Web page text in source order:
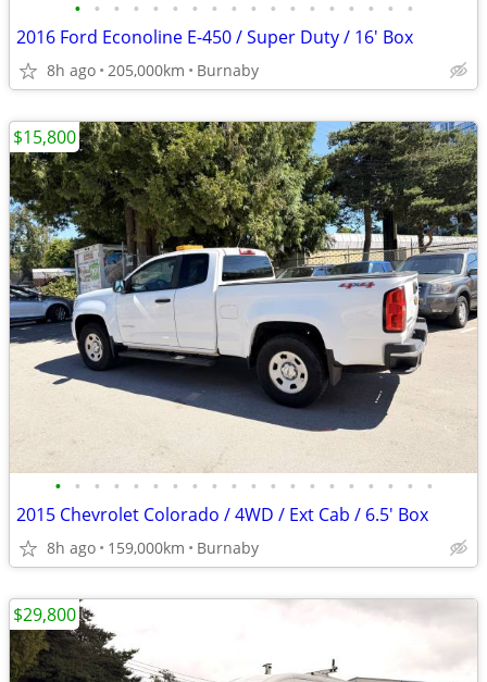
• • • • • • • • • • • • • • • • • •
2016 Ford Econoline E-450 / Super Duty / 16' Box
8h ago 205,000km Burnaby
• • • • • • • • • • • • • • • • • • • •
2015 Chevrolet Colorado / 4WD / Ext Cab / 6.5' Box
8h ago 159,000km Burnaby
$15,800
$29,800